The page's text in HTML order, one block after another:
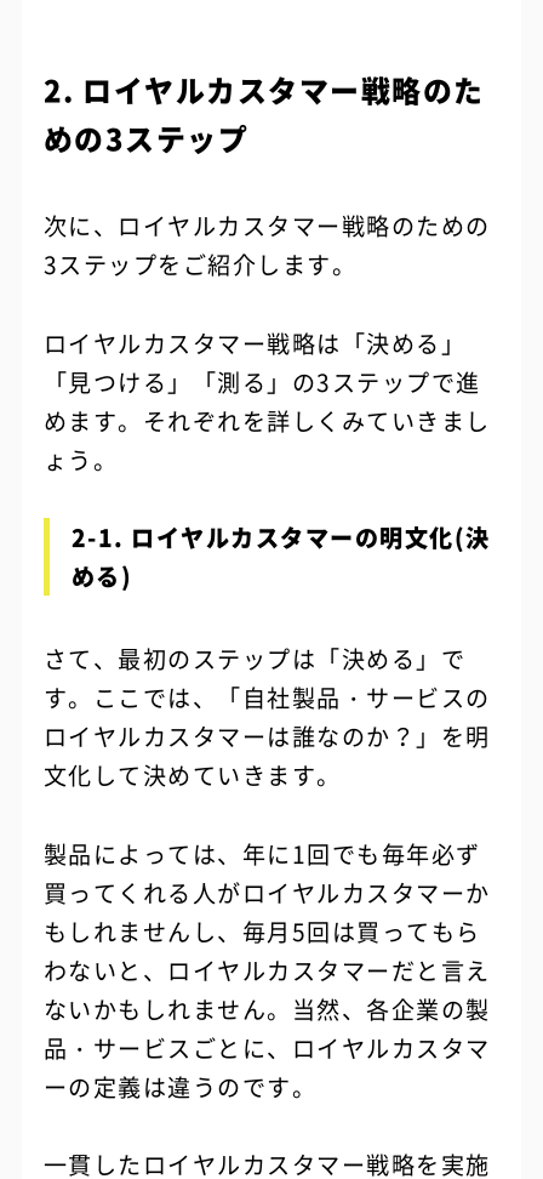
2. ロイヤルカスタマー戦略のた
めの3ステップ
次に、ロイヤルカスタマー戦略のための
3ステップをご紹介します。
ロイヤルカスタマー戦略は「決める」
「見つける」「測る」の3ステップで進
めます。それぞれを詳しくみていきまし
ょう。
2-1. ロイヤルカスタマーの明文化(決
める)
さて、最初のステップは「決める」で
す。ここでは、「自社製品・サービスの
ロイヤルカスタマーは誰なのか？」を明
文化して決めていきます。
製品によっては、年に1回でも毎年必ず
買ってくれる人がロイヤルカスタマーか
もしれませんし、毎月5回は買ってもら
わないと、ロイヤルカスタマーだと言え
ないかもしれません。当然、各企業の製
品・サービスごとに、ロイヤルカスタマ
ーの定義は違うのです。
一貫したロイヤルカスタマー戦略を実施